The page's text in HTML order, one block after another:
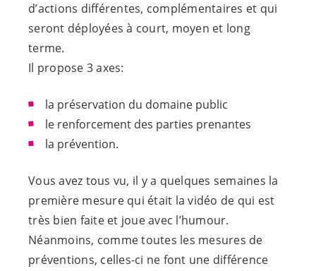
d’actions différentes, complémentaires et qui
seront déployées à court, moyen et long
terme.
Il propose 3 axes:
la préservation du domaine public
le renforcement des parties prenantes
la prévention.
Vous avez tous vu, il y a quelques semaines la
première mesure qui était la vidéo de qui est
très bien faite et joue avec l’humour.
Néanmoins, comme toutes les mesures de
préventions, celles-ci ne font une différence